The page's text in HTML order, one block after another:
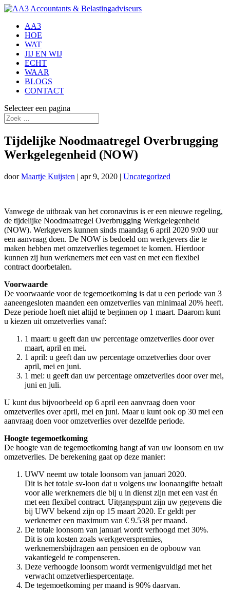
AA3
HOE
WAT
JIJ EN WIJ
ECHT
WAAR
BLOGS
CONTACT
Selecteer een pagina
Tijdelijke Noodmaatregel Overbrugging
Werkgelegenheid (NOW)
doorMaartje Kuijsten | apr 9, 2020 | Uncategorized
Vanwege de uitbraak van het coronavirus is er een nieuwe regeling,
de tijdelijke Noodmaatregel Overbrugging Werkgelegenheid
(NOW). Werkgevers kunnen sinds maandag 6 april 2020 9:00 uur
een aanvraag doen. De NOW is bedoeld om werkgevers die te
maken hebben met omzetverlies tegemoet te komen. Hierdoor
kunnen zij hun werknemers met een vast en met een flexibel
contract doorbetalen.
Voorwaarde
De voorwaarde voor de tegemoetkoming is dat u een periode van 3
aaneengesloten maanden een omzetverlies van minimaal 20% heeft.
Deze periode hoeft niet altijd te beginnen op 1 maart. Daarom kunt
u kiezen uit omzetverlies vanaf:
1 maart: u geeft dan uw percentage omzetverlies door over
maart, april en mei.
1 april: u geeft dan uw percentage omzetverlies door over
april, mei en juni.
1 mei: u geeft dan uw percentage omzetverlies door over mei,
juni en juli.
U kunt dus bijvoorbeeld op 6 april een aanvraag doen voor
omzetverlies over april, mei en juni. Maar u kunt ook op 30 mei een
aanvraag doen voor omzetverlies over dezelfde periode.
Hoogte tegemoetkoming
De hoogte van de tegemoetkoming hangt af van uw loonsom en uw
omzetverlies. De berekening gaat op deze manier:
UWV neemt uw totale loonsom van januari 2020.
Dit is het totale sv-loon dat u volgens uw loonaangifte betaalt
voor alle werknemers die bij u in dienst zijn met een vast én
met een flexibel contract. Uitgangspunt zijn uw gegevens die
bij UWV bekend zijn op 15 maart 2020. Er geldt per
werknemer een maximum van € 9.538 per maand.
De totale loonsom van januari wordt verhoogd met 30%.
Dit is om kosten zoals werkgeverspremies,
werknemersbijdragen aan pensioen en de opbouw van
vakantiegeld te compenseren.
Deze verhoogde loonsom wordt vermenigvuldigd met het
verwacht omzetverliespercentage.
De tegemoetkoming per maand is 90% daarvan.